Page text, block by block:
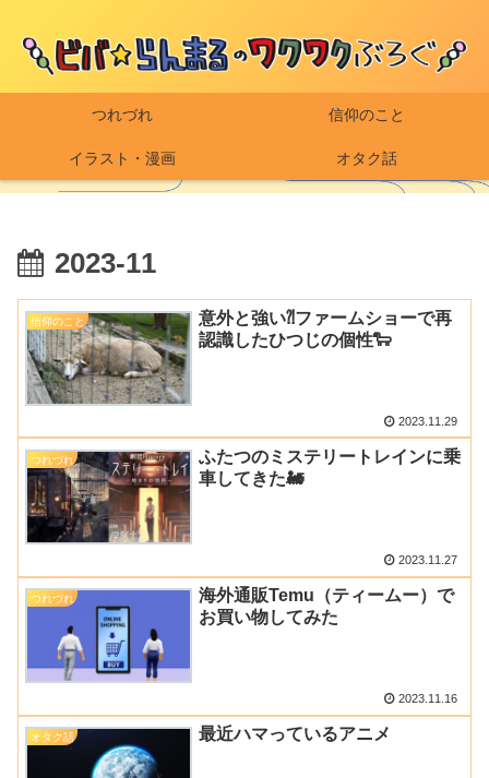
つれづれ 信仰のこと
イラスト・漫画 オタク話
2023-11
信仰のこと
意外と強い⁈ファームショーで再
認識したひつじの個性🐑
2023.11.29
つれづれ
ふたつのミステリートレインに乗
車してきた🚂
2023.11.27
つれづれ
海外通販Temu（ティームー）で
お買い物してみた
2023.11.16
オタク話 最近ハマっているアニメ